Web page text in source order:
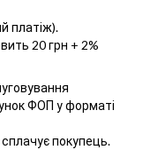
платіж).
20 грн + 2%
ФОП у форматі
покупець.